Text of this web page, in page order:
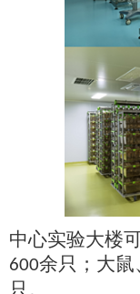
中心实验大楼
600余只；大
只。